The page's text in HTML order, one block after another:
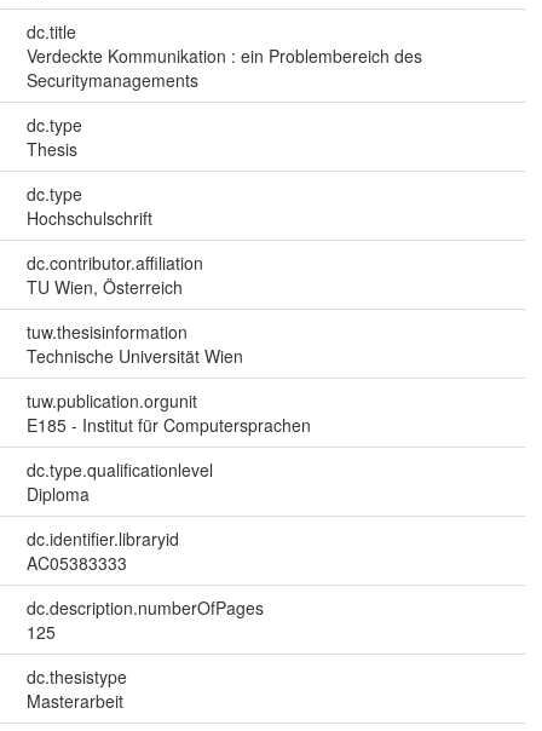
dc.title
Verdeckte Kommunikation : ein Problembereich des
Securitymanagements
dc.type
Thesis
dc.type
Hochschulschrift
dc.contributor.affiliation
TU Wien, Österreich
tuw.thesisinformation
Technische Universität Wien
tuw.publication.orgunit
E185 - Institut für Computersprachen
dc.type.qualificationlevel
Diploma
dc.identifier.libraryid
AC05383333
dc.description.numberOfPages
125
dc.thesistype
Masterarbeit